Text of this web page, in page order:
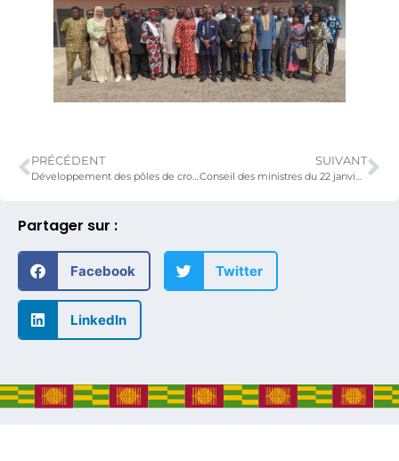
Partager sur :
Facebook Twitter
LinkedIn
PRÉCÉDENT
Développement des pôles de croissance : la ville de Sokodé dotée d’un nouveau marché moderne
SUIVANT
Conseil des ministres du 22 janvier 2025